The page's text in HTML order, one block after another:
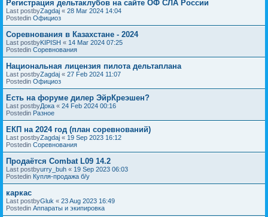
Регистрация дельтаклубов на сайте ОФ СЛА России
Last postbyZagdaj « 28 Mar 2024 14:04
Postedin Официоз
Соревнования в Казахстане - 2024
Last postbyKIPISH « 14 Mar 2024 07:25
Postedin Соревнования
Национальная лицензия пилота дельтаплана
Last postbyZagdaj « 27 Feb 2024 11:07
Postedin Официоз
Есть на форуме дилер ЭйрКреэшен?
Last postbyДока « 24 Feb 2024 00:16
Postedin Разное
ЕКП на 2024 год (план соревнований)
Last postbyZagdaj « 19 Sep 2023 16:12
Postedin Соревнования
Продаётся Combat L09 14.2
Last postbyurry_buh « 19 Sep 2023 06:03
Postedin Купля-продажа б/у
каркас
Last postbyGluk « 23 Aug 2023 16:49
Postedin Аппараты и экипировка